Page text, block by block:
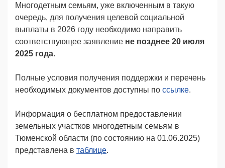
Многодетным семьям, уже включенным в такую
очередь, для получения целевой социальной
выплаты в 2026 году необходимо направить
соответствующее заявление не позднее 20 июля
2025 года.
Полные условия получения поддержки и перечень
необходимых документов доступны по ссылке.
Информация о бесплатном предоставлении
земельных участков многодетным семьям в
Тюменской области (по состоянию на 01.06.2025)
представлена в таблице.